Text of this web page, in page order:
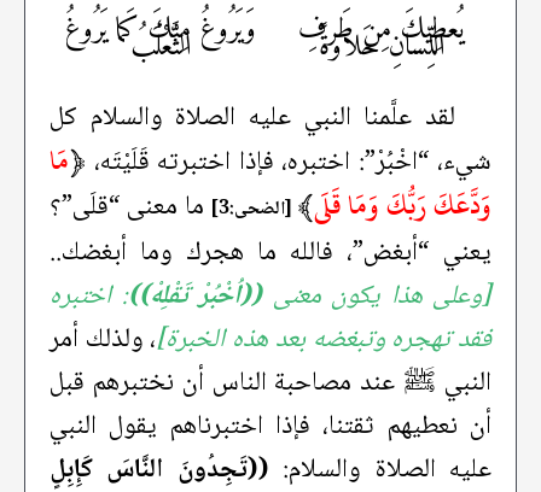
يُعطِيكَ مِن طَرفِ
اللِّسانِ حَلاوةً وَيَرُوغُ مِنكَ كَما يَرُوغُ
الثَّعْلَبُ
لقد علَّمنا النبي عليه الصلاة والسلام كل
شيء، “اخْبُرْ”: اختبره، فإذا اختبرته قَلَيْتَه، ﴿مَا
وَدَّعَكَ رَبُّكَ وَمَا قَلَى﴾ [الضحى:3]
ما معنى “قلَى”؟
يعني “أبغض”، فالله ما هجرك وما أبغضك..
[وعلى هذا يكون معنى((اُخْبُرْ تَقْلِهْ)): اختبره
فقد تهجره وتبغضه بعد هذه الخبرة]، ولذلك أمر
النبي ﷺ عند مصاحبة الناس أن نختبرهم قبل
أن نعطيهم ثقتنا، فإذا اختبرناهم يقول النبي
عليه الصلاة والسلام: ((تَجِدُونَ النَّاسَ كَإِبِلٍ